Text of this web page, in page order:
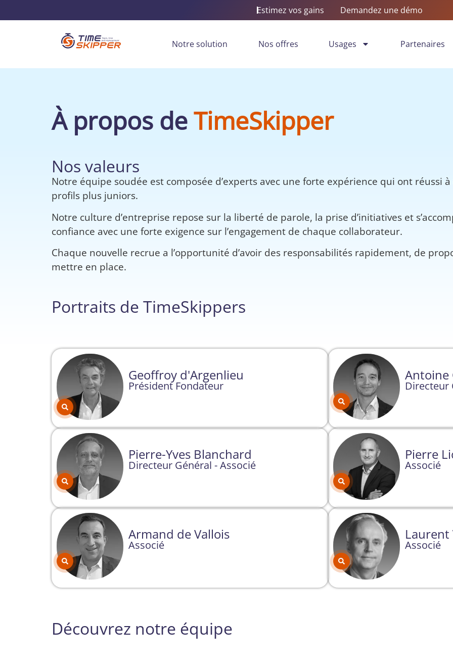
Estimez vos gains Demandez une démo
Notre solution Nos offres Usages Partenaires
À propos deTimeSkipper
Nos valeurs
Notre équipe soudée est composée d’experts avec une forte expérience qui ont réussi
profils plus juniors.
Notre culture d’entreprise repose sur la liberté de parole, la prise d’initiatives et
confiance avec une forte exigence sur l’engagement de chaque collaborateur.
Chaque nouvelle recrue a l’opportunité d’avoir des responsabilités rapidement, de
mettre en place.
Portraits de TimeSkippers
Geoffroy d'Argenlieu
Président Fondateur
Antoine
Directeur
Pierre-Yves Blanchard
Directeur Général - Associé
Pierre
Associé
Armand de Vallois
Associé
Laurent
Associé
Découvrez notre équipe